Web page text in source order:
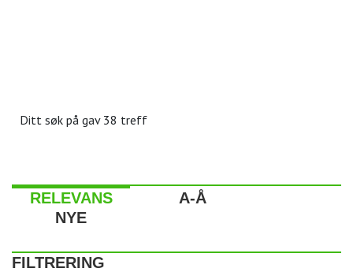
Ditt søk på gav 38 treff
RELEVANS
A-Å
NYE
FILTRERING